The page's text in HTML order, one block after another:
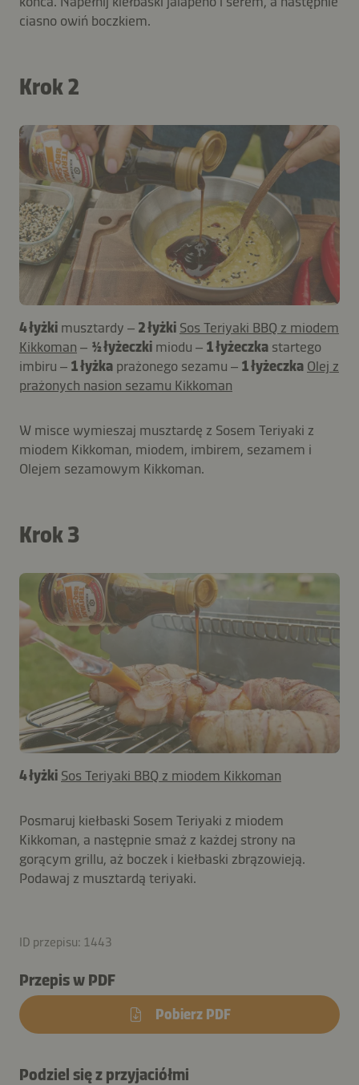
ciasno owiń boczkiem.
Krok 2
4 łyżki musztardy – 2 łyżki Sos Teriyaki BBQ z miodem
Kikkoman – ½ łyżeczki miodu – 1 łyżeczka startego
imbiru – 1 łyżka prażonego sezamu – 1 łyżeczka Olej z
prażonych nasion sezamu Kikkoman
W misce wymieszaj musztardę z Sosem Teriyaki z
miodem Kikkoman, miodem, imbirem, sezamem i
Olejem sezamowym Kikkoman.
Krok 3
4 łyżki Sos Teriyaki BBQ z miodem Kikkoman
Posmaruj kiełbaski Sosem Teriyaki z miodem
Kikkoman, a następnie smaż z każdej strony na
gorącym grillu, aż boczek i kiełbaski zbrązowieją.
Podawaj z musztardą teriyaki.
ID przepisu: 1443
Przepis w PDF
Pobierz PDF
Podziel się z przyjaciółmi